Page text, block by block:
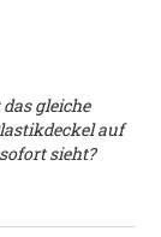
gleiche
auf
sieht?